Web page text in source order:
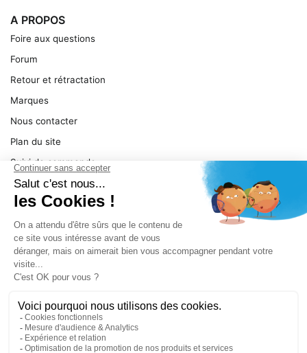
A PROPOS
Foire aux questions
Forum
Retour et rétractation
Marques
Nous contacter
Plan du site
Suivi de commande
Ma facture
Mentions légales
Conditions générales
SERVICE
Pièces détachées
Dépannage
Le magasin